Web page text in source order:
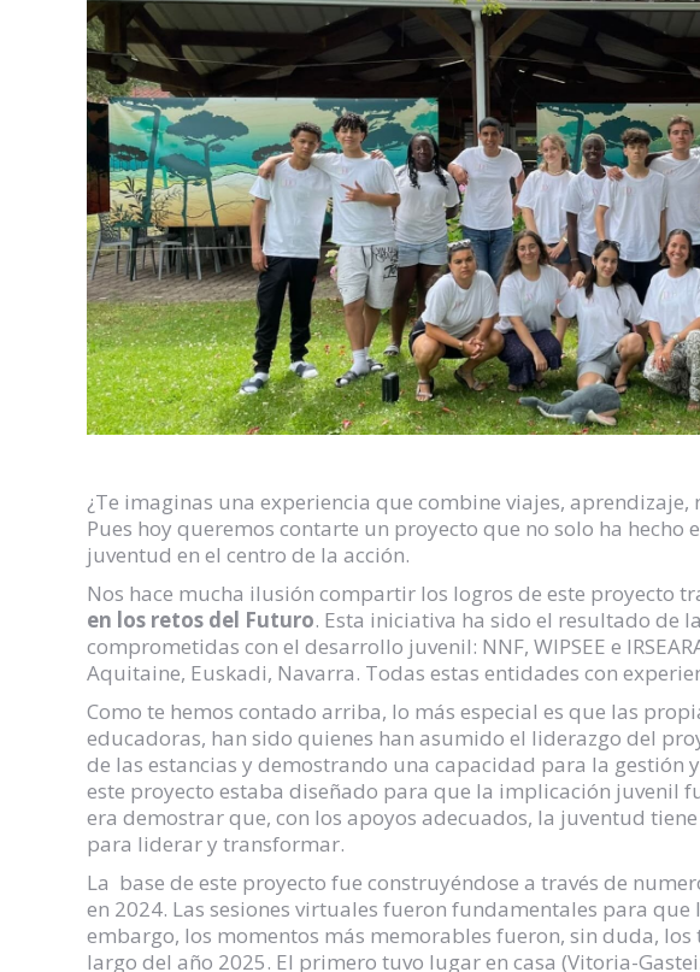
¿Te imaginas una experiencia que combine viajes,
Pues hoy queremos contarte un proyecto que no solo ha hecho
juventud en el centro de la acción.
Nos hace mucha ilusión compartir los logros de este proyecto
en los retos del Futuro. Esta iniciativa ha sido el resultado de
comprometidas con el desarrollo juvenil: NNF, WIPSEE e
Aquitaine, Euskadi, Navarra. Todas estas entidades con
Como te hemos contado arriba, lo más especial es que las
educadoras, han sido quienes han asumido el liderazgo del
de las estancias y demostrando una capacidad para la gestión
este proyecto estaba diseñado para que la implicación juvenil
era demostrar que, con los apoyos adecuados, la juventud
para liderar y transformar.
La base de este proyecto fue construyéndose a través de
en 2024. Las sesiones virtuales fueron fundamentales para que
embargo, los momentos más memorables fueron, sin duda,
largo del año 2025. El primero tuvo lugar en casa (Vitoria-